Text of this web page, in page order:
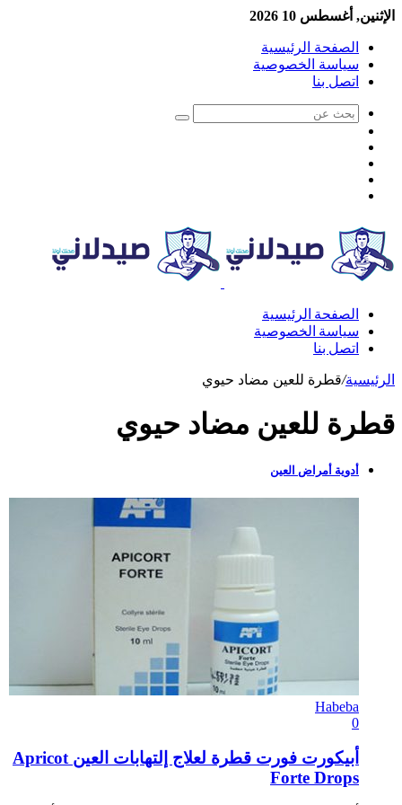
الإثنين, أغسطس 10 2026
الصفحة الرئيسية
سياسة الخصوصية
اتصل بنا
الصفحة الرئيسية
سياسة الخصوصية
اتصل بنا
الرئيسية/قطرة للعين مضاد حيوي
قطرة للعين مضاد حيوي
أدوية أمراض العين
Habeba
0
أبيكورت فورت قطرة لعلاج إلتهابات العين Apricot
Forte Drops